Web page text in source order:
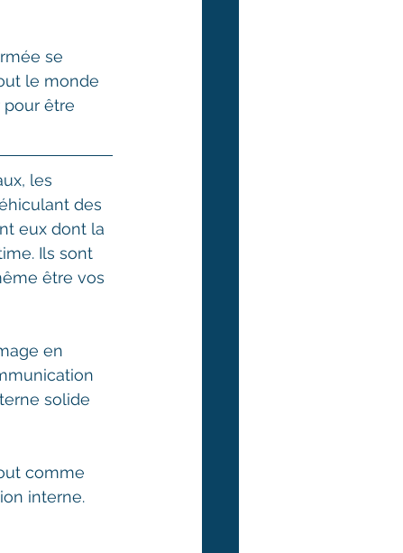
se
le monde
pour être
les
des
eux dont la
Ils sont
être vos
en
solide
comme
interne.